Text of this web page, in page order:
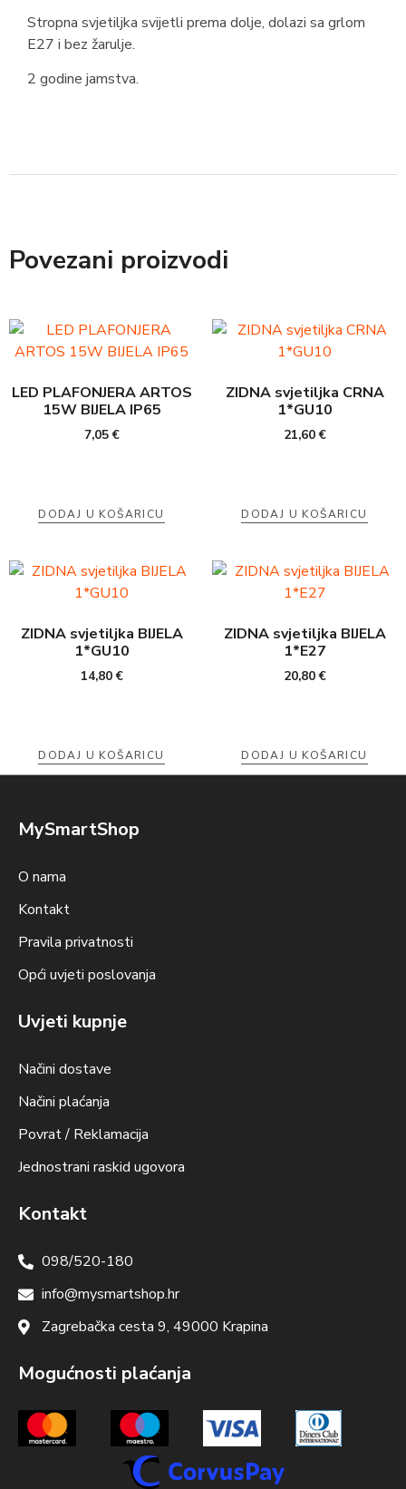
Stropna svjetiljka svijetli prema dolje, dolazi sa grlom
E27 i bez žarulje.
2 godine jamstva.
Povezani proizvodi
LED PLAFONJERA ARTOS
15W BIJELA IP65
7,05€
DODAJ U KOŠARICU
ZIDNA svjetiljka CRNA
1*GU10
21,60€
DODAJ U KOŠARICU
ZIDNA svjetiljka BIJELA
1*GU10
14,80€
DODAJ U KOŠARICU
ZIDNA svjetiljka BIJELA
1*E27
20,80€
DODAJ U KOŠARICU
MySmartShop
O nama
Kontakt
Pravila privatnosti
Opći uvjeti poslovanja
Uvjeti kupnje
Načini dostave
Načini plaćanja
Povrat / Reklamacija
Jednostrani raskid ugovora
Kontakt
098/520-180
info@mysmartshop.hr
Zagrebačka cesta 9, 49000 Krapina
Mogućnosti plaćanja